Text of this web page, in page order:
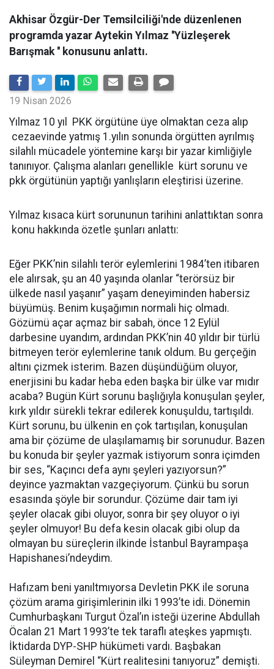
Akhisar Özgür-Der Temsilciliği'nde düzenlenen
programda yazar Aytekin Yılmaz ''Yüzleşerek
Barışmak '' konusunu anlattı.
19 Nisan 2026
Yılmaz 10 yıl PKK örgütüne üye olmaktan ceza alıp
cezaevinde yatmış 1.yılın sonunda örgütten ayrılmış
silahlı mücadele yöntemine karşı bir yazar kimliğiyle
tanınıyor. Çalışma alanları genellikle kürt sorunu ve
pkk örgütünün yaptığı yanlışların eleştirisi üzerine.
Yılmaz kısaca kürt sorununun tarihini anlattıktan sonra
konu hakkında özetle şunları anlattı:
Eğer PKK’nin silahlı terör eylemlerini 1984’ten itibaren
ele alırsak, şu an 40 yaşında olanlar “terörsüz bir
ülkede nasıl yaşanır” yaşam deneyiminden habersiz
büyümüş. Benim kuşağımın normali hiç olmadı.
Gözümü açar açmaz bir sabah, önce 12 Eylül
darbesine uyandım, ardından PKK’nin 40 yıldır bir türlü
bitmeyen terör eylemlerine tanık oldum. Bu gerçeğin
altını çizmek isterim. Bazen düşündüğüm oluyor,
enerjisini bu kadar heba eden başka bir ülke var mıdır
acaba? Bugün Kürt sorunu başlığıyla konuşulan şeyler,
kırk yıldır sürekli tekrar edilerek konuşuldu, tartışıldı.
Kürt sorunu, bu ülkenin en çok tartışılan, konuşulan
ama bir çözüme de ulaşılamamış bir sorunudur. Bazen
bu konuda bir şeyler yazmak istiyorum sonra içimden
bir ses, “Kaçıncı defa aynı şeyleri yazıyorsun?”
deyince yazmaktan vazgeçiyorum. Çünkü bu sorun
esasında şöyle bir sorundur. Çözüme dair tam iyi
şeyler olacak gibi oluyor, sonra bir şey oluyor o iyi
şeyler olmuyor! Bu defa kesin olacak gibi olup da
olmayan bu süreçlerin ilkinde İstanbul Bayrampaşa
Hapishanesi’ndeydim.
Hafızam beni yanıltmıyorsa Devletin PKK ile soruna
çözüm arama girişimlerinin ilki 1993’te idi. Dönemin
Cumhurbaşkanı Turgut Özal’ın isteği üzerine Abdullah
Öcalan 21 Mart 1993’te tek taraflı ateşkes yapmıştı.
İktidarda DYP-SHP hükümeti vardı. Başbakan
Süleyman Demirel “Kürt realitesini tanıyoruz” demişti.